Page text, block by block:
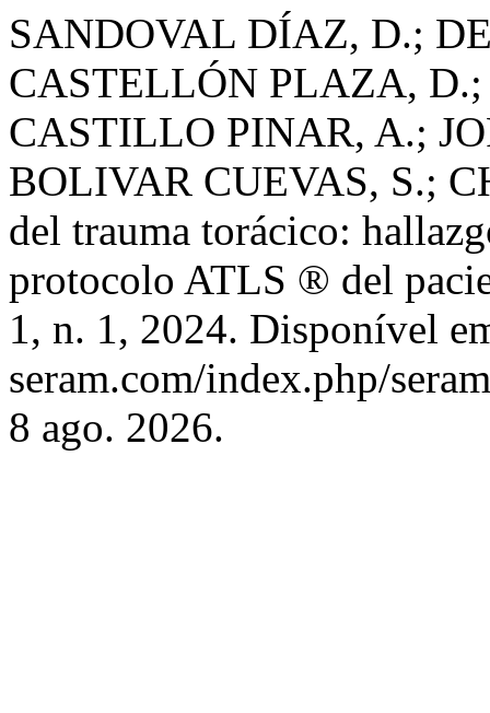
SANDOVAL DÍAZ, D.;
CASTELLÓN PLAZA,
CASTILLO PINAR, A.;
BOLIVAR CUEVAS, S.;
del trauma torácico:
protocolo ATLS ® del
1, n. 1, 2024. Disponível
seram.com/index.php/
8 ago. 2026.